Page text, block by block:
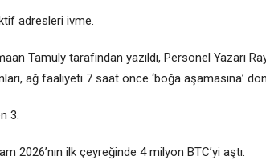
adresleri ivme.
Tamuly tarafından yazıldı, Personel Yazarı
ağ faaliyeti 7 saat önce ‘boğa aşamasına’
3.
2026’nın ilk çeyreğinde 4 milyon BTC’yi aştı.